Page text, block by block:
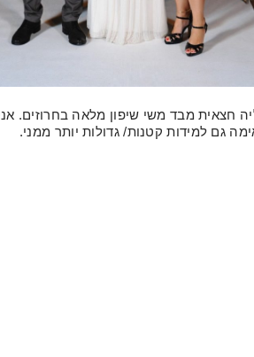
חצאית מבד משי שיפון מלאה בחרוזים.
גם למידות קטנות/ גדולות יותר ממני.